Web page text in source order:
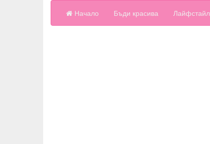
Начало Бъди красива Лайфстайл